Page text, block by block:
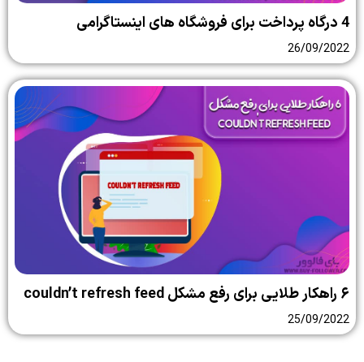
4 درگاه پرداخت برای فروشگاه های اینستاگرامی
26/09/2022
۶ راهکار طلایی برای رفع مشکل couldn’t refresh feed
25/09/2022